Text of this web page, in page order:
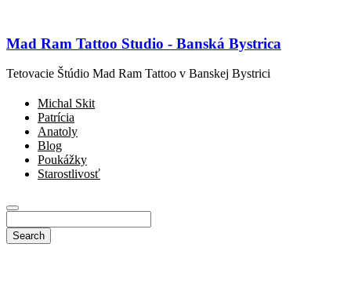
Mad Ram Tattoo Studio - Banská Bystrica
Tetovacie Štúdio Mad Ram Tattoo v Banskej Bystrici
Michal Skit
Patrícia
Anatoly
Blog
Poukážky
Starostlivosť